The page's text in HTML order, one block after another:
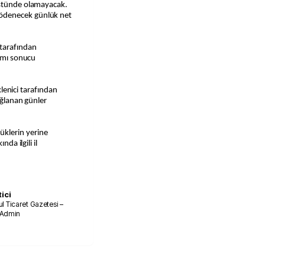
olamayacak.
günlük net
sonucu
tarafından
günler
yerine
ilgili il
Ticaret Gazetesi –